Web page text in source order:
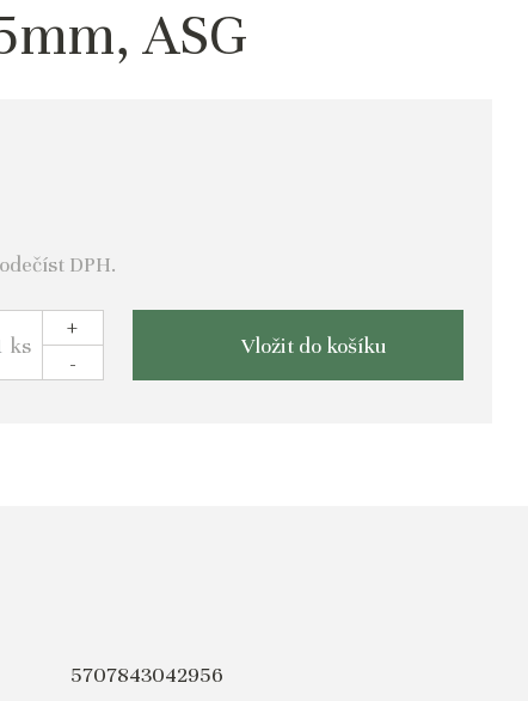
ASG
DPH.
ks
+
-
Vložit do košíku
5707843042956